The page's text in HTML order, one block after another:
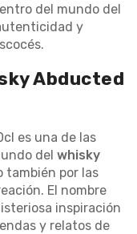
del mundo del
y
Abducted
es una de las
del whisky
también por las
El nombre
inspiración
y relatos de